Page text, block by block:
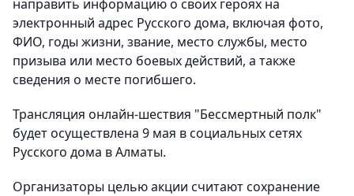
направить информацию о своих героях на
электронный адрес Русского дома, включая фото,
ФИО, годы жизни, звание, место службы, место
призыва или место боевых действий, а также
сведения о месте погибшего.
Трансляция онлайн-шествия "Бессмертный полк"
будет осуществлена 9 мая в социальных сетях
Русского дома в Алматы.
Организаторы целью акции считают сохранение